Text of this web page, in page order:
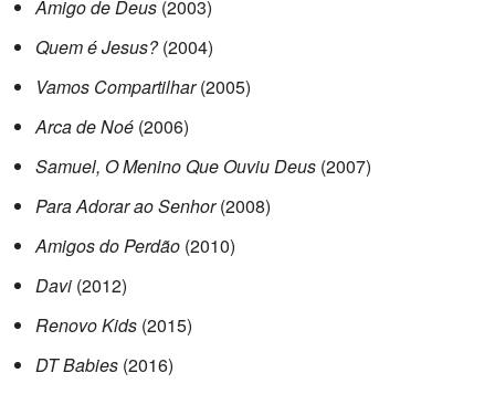
Amigo de Deus (2003)
Quem é Jesus?(2004)
Vamos Compartilhar(2005)
Arca de Noé (2006)
Samuel, O Menino Que Ouviu Deus (2007)
Para Adorar ao Senhor(2008)
Amigos do Perdão (2010)
Davi (2012)
Renovo Kids (2015)
DT Babies (2016)